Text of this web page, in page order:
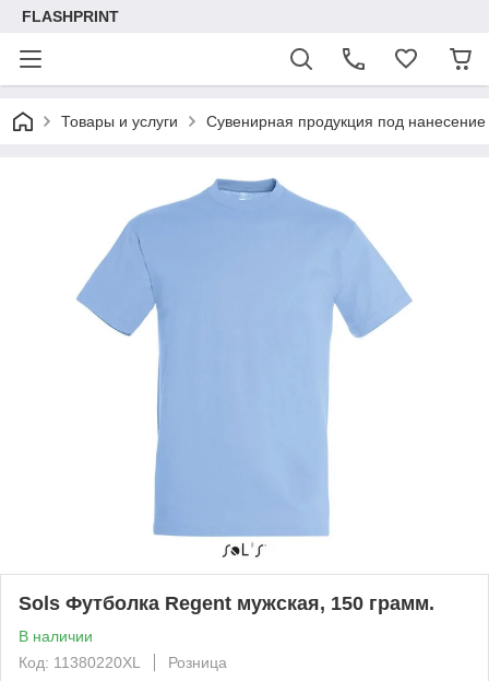
FLASHPRINT
Товары и услуги Сувенирная продукция под нанесение
Sols Футболка Regent мужская, 150 грамм.
В наличии
Код: 11380220XL
Розница